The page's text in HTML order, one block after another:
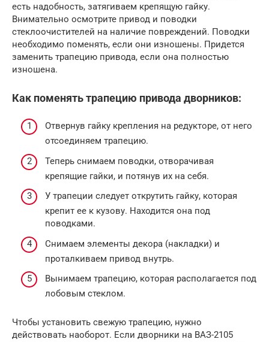
есть надобность, затягиваем крепящую гайку.
Внимательно осмотрите привод и поводки
стеклоочистителей на наличие повреждений. Поводки
необходимо поменять, если они изношены. Придется
заменить трапецию привода, если она полностью
изношена.
Как поменять трапецию привода дворников:
Отвернув гайку крепления на редукторе, от него
отсоединяем трапецию.
Теперь снимаем поводки, отворачивая
крепящие гайки, и потянув их на себя.
У трапеции следует открутить гайку, которая
крепит ее к кузову. Находится она под
поводками.
Снимаем элементы декора (накладки) и
проталкиваем привод внутрь.
Вынимаем трапецию, которая располагается под
лобовым стеклом.
Чтобы установить свежую трапецию, нужно
действовать наоборот. Если дворники на ВАЗ-2105